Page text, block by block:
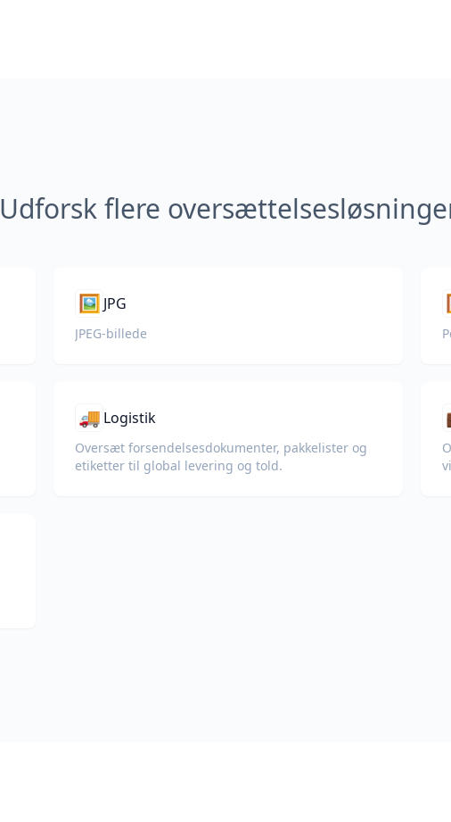
Udforsk flere
🖼️ JPG
JPEG-billede
🚚 Logistik
Oversæt forsendelsesdokumenter, pakkelister og
etiketter til global levering og told.